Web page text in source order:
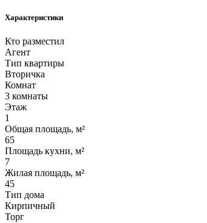
Характеристики
Кто разместил
Агент
Тип квартиры
Вторичка
Комнат
3 комнаты
Этаж
1
Общая площадь, м²
65
Площадь кухни, м²
7
Жилая площадь, м²
45
Тип дома
Кирпичный
Торг